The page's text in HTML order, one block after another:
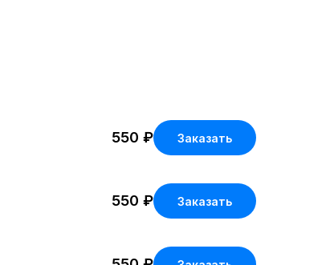
550 ₽ Заказать
550 ₽ Заказать